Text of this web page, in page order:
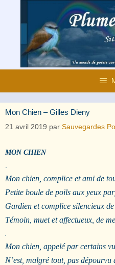
contenu
Mon Chien – Gilles Dieny
21 avril 2019 par Sauvegardes
MON CHIEN
Mon chien, complice et ami de
Petite boule de poils aux yeux
Gardien et complice silencieux de
Témoin, muet et affectueux, de
Mon chien, appelé par certains
N’est, malgré tout, pas dépourvu